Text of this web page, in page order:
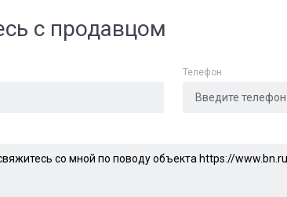
с продавцом
Телефон